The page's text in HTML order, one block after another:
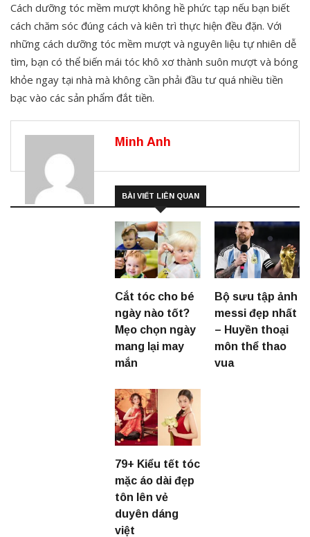
Cách dưỡng tóc mềm mượt không hề phức tạp nếu bạn biết
cách chăm sóc đúng cách và kiên trì thực hiện đều đặn. Với
những cách dưỡng tóc mềm mượt và nguyên liệu tự nhiên dễ
tìm, bạn có thể biến mái tóc khô xơ thành suôn mượt và bóng
khỏe ngay tại nhà mà không cần phải đầu tư quá nhiều tiền
bạc vào các sản phẩm đắt tiền.
Minh Anh
BÀI VIẾT LIÊN QUAN
Cắt tóc cho bé
ngày nào tốt?
Mẹo chọn ngày
mang lại may
mắn
Bộ sưu tập ảnh
messi đẹp nhất
– Huyền thoại
môn thể thao
vua
79+ Kiểu tết tóc
mặc áo dài đẹp
tôn lên vẻ
duyên dáng
việt